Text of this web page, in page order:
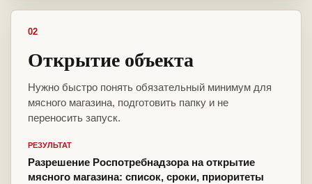
02
Открытие объекта
Нужно быстро понять обязательный минимум для
мясного магазина, подготовить папку и не
переносить запуск.
РЕЗУЛЬТАТ
Разрешение Роспотребнадзора на открытие
мясного магазина: список, сроки, приоритеты